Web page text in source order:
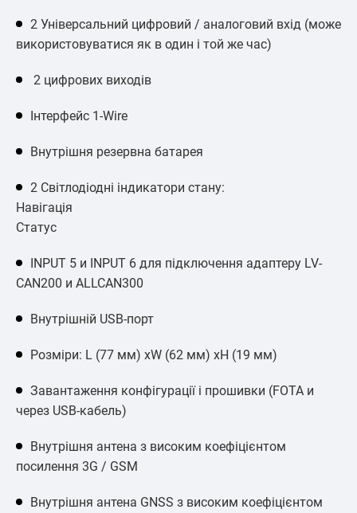
2 Універсальний цифровий / аналоговий вхід (може
використовуватися як в один і той же час)
2 цифрових виходів
Інтерфейс 1-Wire
Внутрішня резервна батарея
2 Світлодіодні індикатори стану:
Навігація
Статус
INPUT 5 и INPUT 6 для підключення адаптеру LV-
CAN200 и ALLCAN300
Внутрішній USB-порт
Розміри: L (77 мм) xW (62 мм) xH (19 мм)
Завантаження конфігурації і прошивки (FOTA и
через USB-кабель)
Внутрішня антена з високим коефіцієнтом
посилення 3G / GSM
Внутрішня антена GNSS з високим коефіцієнтом